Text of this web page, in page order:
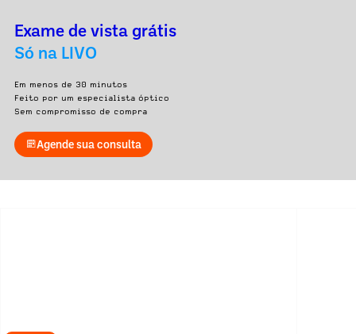
Exame de vista grátis
Só na LIVO
Em menos de 30 minutos
Feito por um especialista óptico
Sem compromisso de compra
Agende sua consulta